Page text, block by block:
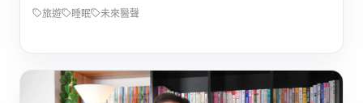
旅遊 睡眠 未來醫聲